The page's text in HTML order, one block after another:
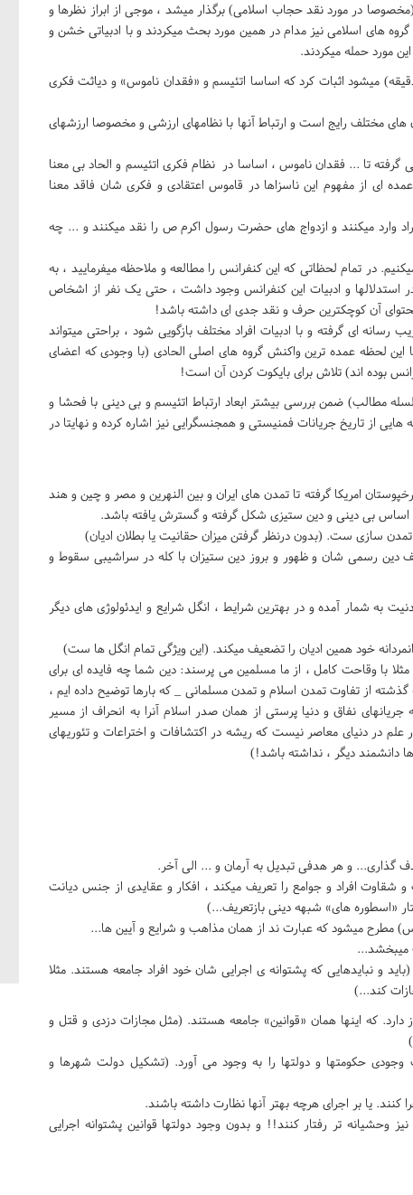
در مورد نقد حجاب اسلامی) برگذار میشد ، موجی از ابراز نظرها و
های اسلامی نیز مدام در همین مورد بحث میکردند و با ادبیاتی خشن و
مورد حمله میکردند.
دیدیم که به راحتی (در عرض حدود 5 دقیقه) میشود اثبات کرد که اساسا اتئیسم و «فقدان ناموس» و دیاثت فکری
مختلف رایج است و ارتباط آنها با نظامهای ارزشی و مخصوصا ارزشهای
تا ... فقدان ناموس ، اساسا در نظام فکری اتئیسم و الحاد بی معنا
ای از مفهوم این ناسزاها در قاموس اعتقادی و فکری شان فاقد معنا
وارد میکنند و ازدواج های حضرت رسول اکرم ص را نقد میکنند و ... چه
در تمام لحظاتی که این کنفرانس را مطالعه و ملاحظه میفرمایید ، به
استدلالها و ادبیات این کنفرانس وجود داشت ، حتی یک نفر از اشخاص
محتوای آن کوچکترین حرف و نقد جدی ای داشته باشد!
ای گرفته و با ادبیات افراد مختلف بازگویی شود ، براحتی میتواند
این لحظه عمده ترین واکنش گروه های اصلی الحادی (با وجودی که اعضای
بوده اند) تلاش برای بایکوت کردن آن است!
مطالب) ضمن بررسی بیشتر ابعاد ارتباط اتئیسم و بی دینی با فحشا و
از تاریخ جریانات فمنیستی و همجنسگرایی نیز اشاره کرده و نهایتا در
امریکا گرفته تا تمدن های ایران و بین النهرین و مصر و چین و هند
بی دینی و دین ستیزی شکل گرفته و گسترش یافته باشد.
سازی ست. (بدون درنظر گرفتن میزان حقانیت یا بطلان ادیان)
دین رسمی شان و ظهور و بروز دین ستیزان با کله در سراشیبی سقوط و
به شمار آمده و در بهترین شرایط ، انگل شرایع و ایدئولوژی های دیگر
خود همین ادیان را تضعیف میکند. (این ویژگی تمام انگل ها ست)
مثلا با وقاحت کامل ، از ما مسلمین می پرسند: دین شما چه فایده ای برای
از تفاوت تمدن اسلام و تمدن مسلمانی _ که بارها توضیح داده ایم ،
نفاق و دنیا پرستی از همان صدر اسلام آنرا به انحراف از مسیر
علم در دنیای معاصر نیست که ریشه در اکتشافات و اختراعات و تئوریهای
دانشمند دیگر ، نداشته باشد!)
گذاری... و هر هدفی تبدیل به آرمان و ... الی آخر.
شقاوت افراد و جوامع را تعریف میکند ، افکار و عقایدی از جنس دیانت
«اسطوره های» شبهه دینی بازتعریف...)
مطرح میشود که عبارت ند از همان مذاهب و شرایع و آیین ها...
میبخشد...
و نبایدهایی که پشتوانه ی اجرایی شان خود افراد جامعه هستند. مثلا
کند...)
دارد. که اینها همان «قوانین» جامعه هستند. (مثل مجازات دزدی و قتل و
وجودی حکومتها و دولتها را به وجود می آورد. (تشکیل دولت شهرها و
یا بر اجرای هرچه بهتر آنها نظارت داشته باشند.
وحشیانه تر رفتار کنند!! و بدون وجود دولتها قوانین پشتوانه اجرایی